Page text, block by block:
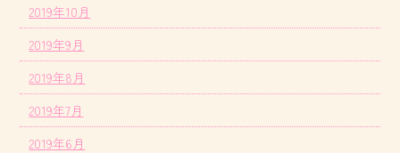
2019年10月
2019年9月
2019年8月
2019年7月
2019年6月